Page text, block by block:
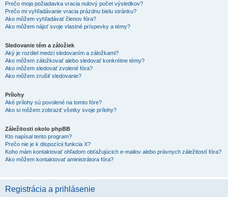
Prečo moja požiadavka vracia nulový počet výsledkov?
Prečo mi vyhľadávanie vracia prázdnu bielu stránku?
Ako môžem vyhľadávať členov fóra?
Ako môžem nájsť svoje vlastné príspevky a témy?
Sledovanie tém a záložiek
Aký je rozdiel medzi sledovaním a záložkami?
Ako môžem záložkovať alebo sledovať konkrétne témy?
Ako môžem sledovať zvolené fóra?
Ako môžem zrušiť sledovanie?
Prílohy
Aké prílohy sú povolené na tomto fóre?
Ako si môžem zobraziť všetky svoje prílohy?
Záležitosti okolo phpBB
Kto napísal tento program?
Prečo nie je k dispozícii funkcia X?
Koho mám kontaktovať ohľadom obťažujúcich e-mailov alebo právnych záležitostí fóra?
Ako môžem kontaktovať aministrátora fóra?
Registrácia a prihlásenie